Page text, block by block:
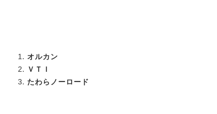
オルカン
ＶＴＩ
たわらノーロード